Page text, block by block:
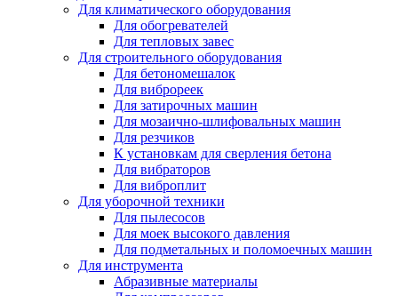
Для климатического оборудования
Для обогревателей
Для тепловых завес
Для строительного оборудования
Для бетономешалок
Для виброреек
Для затирочных машин
Для мозаично-шлифовальных машин
Для резчиков
К установкам для сверления бетона
Для вибраторов
Для виброплит
Для уборочной техники
Для пылесосов
Для моек высокого давления
Для подметальных и поломоечных машин
Для инструмента
Абразивные материалы